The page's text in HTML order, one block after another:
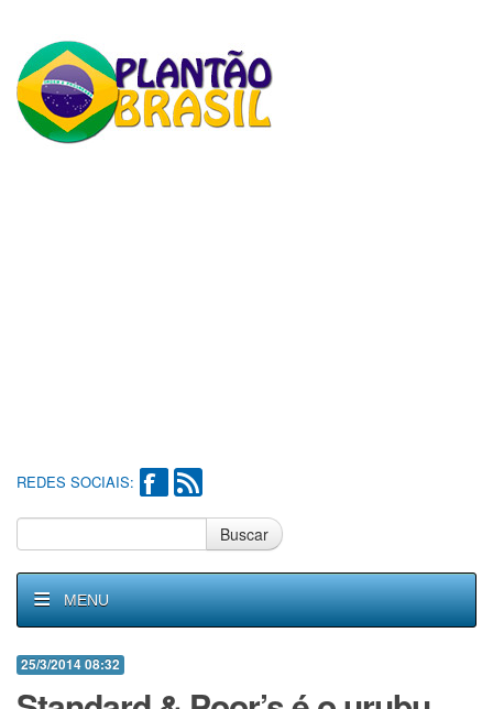
REDES SOCIAIS:
Buscar
MENU
25/3/2014 08:32